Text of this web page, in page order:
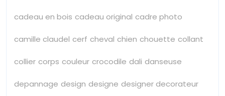
cadeau en bois cadeau original cadre photo
camille claudel cerf cheval chien chouette collant
collier corps couleur crocodile dali danseuse
depannage design designe designer decorateur